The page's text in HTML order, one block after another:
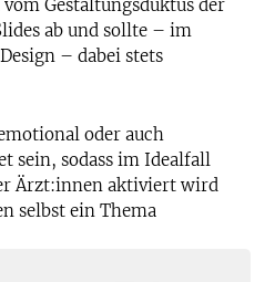
Gestaltungsduktus der
ab und sollte – im
– dabei stets
oder auch
sein, sodass im Idealfall
Ärzt:innen aktiviert wird
selbst ein Thema